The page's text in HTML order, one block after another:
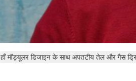
हाँ मॉड्यूलर डिजाइन के साथ अपतटीय तेल और गैस